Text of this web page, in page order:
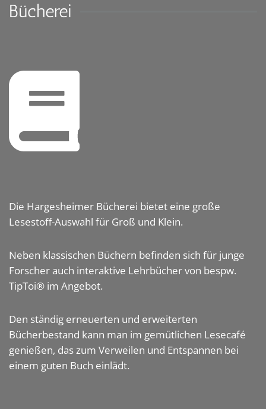
Bücherei
Die Hargesheimer Bücherei bietet eine große
Lesestoff-Auswahl für Groß und Klein.
Neben klassischen Büchern befinden sich für junge
Forscher auch interaktive Lehrbücher von bespw.
TipToi® im Angebot.
Den ständig erneuerten und erweiterten
Bücherbestand kann man im gemütlichen Lesecafé
genießen, das zum Verweilen und Entspannen bei
einem guten Buch einlädt.